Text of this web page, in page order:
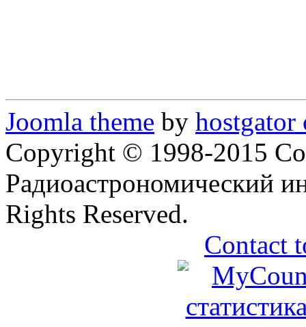
Joomla theme by hostgator
Copyright © 1998-2015
Радиоастрономический
Rights Reserved.
Contact